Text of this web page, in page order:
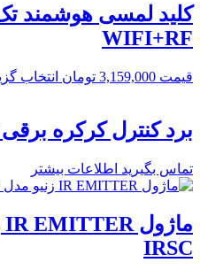
WIFI+RF
قیمت 3,159,000 تومان انتخاب
برد کنترل کرکره
تماس بگیرید اطلاعات بیشتر
IRSC